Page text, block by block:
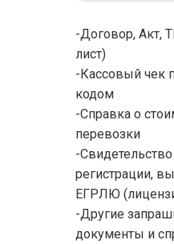
-Договор, Акт,
лист)
-Кассовый чек
кодом
-Справка о
перевозки
-
регистрации,
ЕГРЛЮ
-Другие
документы и